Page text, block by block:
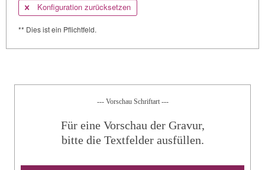
Konfiguration zurücksetzen
** Dies ist ein Pflichtfeld.
--- Vorschau Schriftart ---
Für eine Vorschau der Gravur,
bitte die Textfelder ausfüllen.